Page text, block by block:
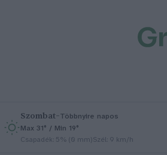
Szombat–Többnyire napos
Max 31° / Min 19°
Csapadék: 5% (0 mm)Szél: 9 km/h